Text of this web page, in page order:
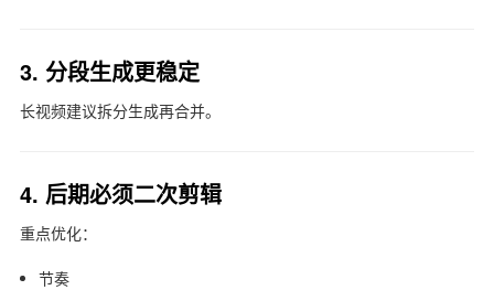
3. 分段生成更稳定
长视频建议拆分生成再合并。
4. 后期必须二次剪辑
重点优化：
节奏